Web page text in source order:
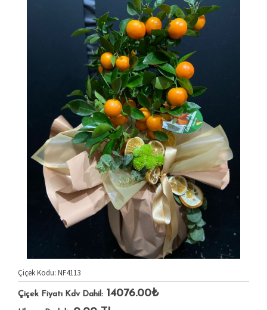
Çiçek Kodu: NF4113
Çiçek Fiyatı Kdv Dahil: 14076.00₺